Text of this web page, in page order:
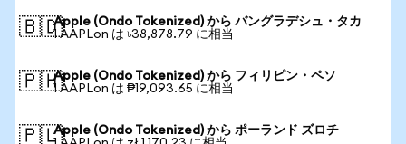
🇧🇩Apple (Ondo Tokenized) から バングラデシュ・タカ
1 AAPLon は ৳38,878.79 に相当
🇵🇭Apple (Ondo Tokenized) から フィリピン・ペソ
1 AAPLon は ₱19,093.65 に相当
🇵🇱Apple (Ondo Tokenized) から ポーランド ズロチ